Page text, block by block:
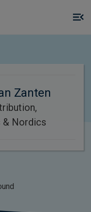
Zanten
& Nordics